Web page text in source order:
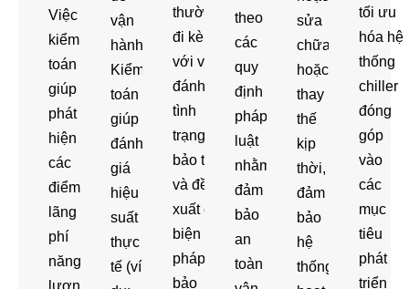
Việc
kiểm
toán
giúp
phát
hiện
các
điểm
lãng
phí
năng
lượng
vận
hành.
Kiểm
toán
giúp
đánh
giá
hiệu
suất
thực
tế (ví
thường
đi kèm
với việc
đánh giá
tình
trạng
bảo trì
và đề
xuất các
biện
pháp
bảo
theo
các
quy
định
pháp
luật
nhằm
đảm
bảo
an
toàn
sửa
chữa
hoặc
thay
thế
kịp
thời,
đảm
bảo
hệ
thống
tối ưu
hóa hệ
thống
chiller
đóng
góp
vào
các
mục
tiêu
phát
triển